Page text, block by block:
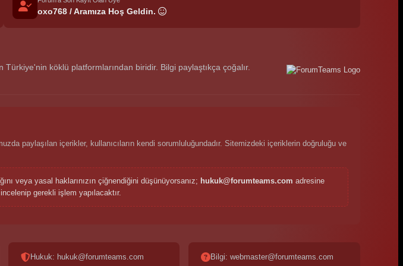
oxo768 / Aramıza Hoş Geldin.
köklü platformlarından biridir. Bilgi paylaştıkça çoğalır.
paylaşılan içerikler, kullanıcıların kendi sorumluluğundadır. Sitemizdeki içeriklerin doğruluğu ve
veya yasal haklarınızın çiğnendiğini düşünüyorsanız; hukuk@forumteams.com adresine
gerekli işlem yapılacaktır.
Hukuk: hukuk@forumteams.com Bilgi: webmaster@forumteams.com